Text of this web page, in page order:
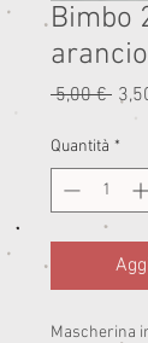
Bimbo
arancio
5,00 €
Quantità *
Mascherina